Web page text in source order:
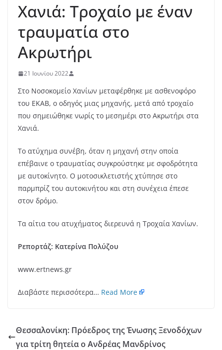
Χανιά: Τροχαίο με έναν
τραυματία στο
Ακρωτήρι
21 Ιουνίου 2022
Στο Νοσοκομείο Χανίων μεταφέρθηκε με ασθενοφόρο
του ΕΚΑΒ, ο οδηγός μιας μηχανής, μετά από τροχαίο
που σημειώθηκε νωρίς το μεσημέρι στο Ακρωτήρι στα
Χανιά.
Το ατύχημα συνέβη, όταν η μηχανή στην οποία
επέβαινε ο τραυματίας συγκρούστηκε με σφοδρότητα
με αυτοκίνητο. Ο μοτοσικλετιστής χτύπησε στο
παρμπρίζ του αυτοκινήτου και στη συνέχεια έπεσε
στον δρόμο.
Τα αίτια του ατυχήματος διερευνά η Τροχαία Χανίων.
Ρεπορτάζ: Κατερίνα Πολύζου
www.ertnews.gr
Διαβάστε περισσότερα… Read More
Θεσσαλονίκη: Πρόεδρος της Ένωσης Ξενοδόχων
για τρίτη θητεία ο Ανδρέας Μανδρίνος